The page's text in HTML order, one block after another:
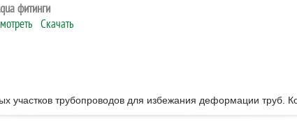
фитинги
Скачать
участков трубопроводов для избежания деформации труб.